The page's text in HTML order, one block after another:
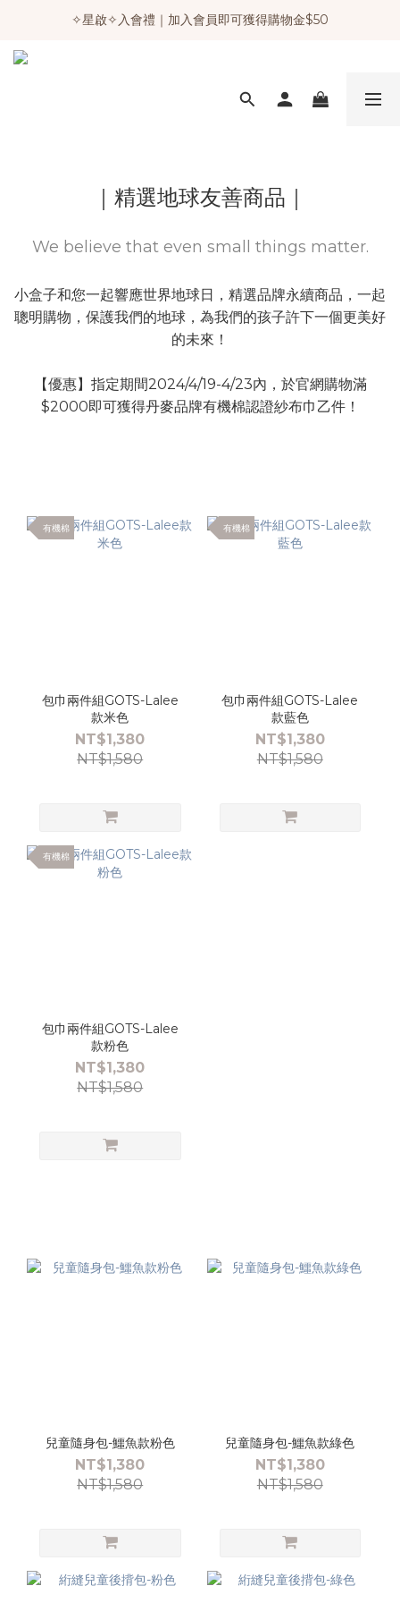
✧星啟✧入會禮｜加入會員即可獲得購物金$50
｜精選地球友善商品｜
We believe that even small things matter.
小盒子和您一起響應世界地球日，精選品牌永續商品，一起
聰明購物，保護我們的地球，為我們的孩子許下一個更美好
的未來！
【優惠】指定期間2024/4/19-4/23內，於官網購物滿
$2000即可獲得丹麥品牌有機棉認證紗布巾乙件！
有機棉
包巾兩件組GOTS-Lalee
款米色
NT$1,380
NT$1,580
有機棉
包巾兩件組GOTS-Lalee
款藍色
NT$1,380
NT$1,580
有機棉
包巾兩件組GOTS-Lalee
款粉色
NT$1,380
NT$1,580
兒童隨身包-鱷魚款粉色
NT$1,380
NT$1,580
兒童隨身包-鱷魚款綠色
NT$1,380
NT$1,580